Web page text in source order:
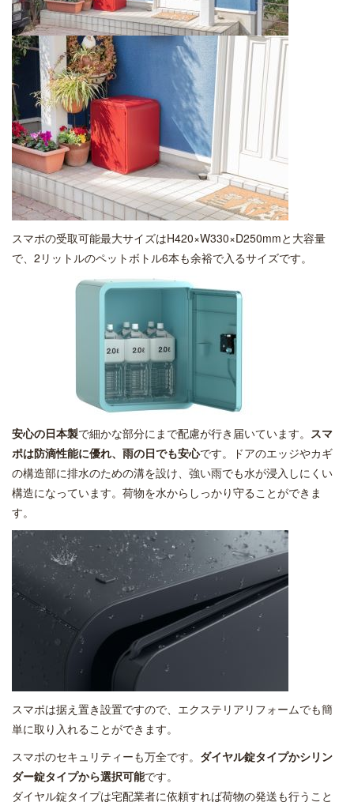
スマポの受取可能最大サイズはH420×W330×D250mmと大容量
で、2リットルのペットボトル6本も余裕で入るサイズです。
安心の日本製で細かな部分にまで配慮が行き届いています。 スマ
ポは防滴性能に優れ、雨の日でも安心です。ドアのエッジやカギ
の構造部に排水のための溝を設け、強い雨でも水が浸入しにくい
構造になっています。荷物を水からしっかり守ることができま
す。
スマポは据え置き設置ですので、エクステリアリフォームでも簡
単に取り入れることができます。
スマポのセキュリティーも万全です。 ダイヤル錠タイプかシリン
ダー錠タイプから選択可能です。
ダイヤル錠タイプは宅配業者に依頼すれば荷物の発送も行うこと